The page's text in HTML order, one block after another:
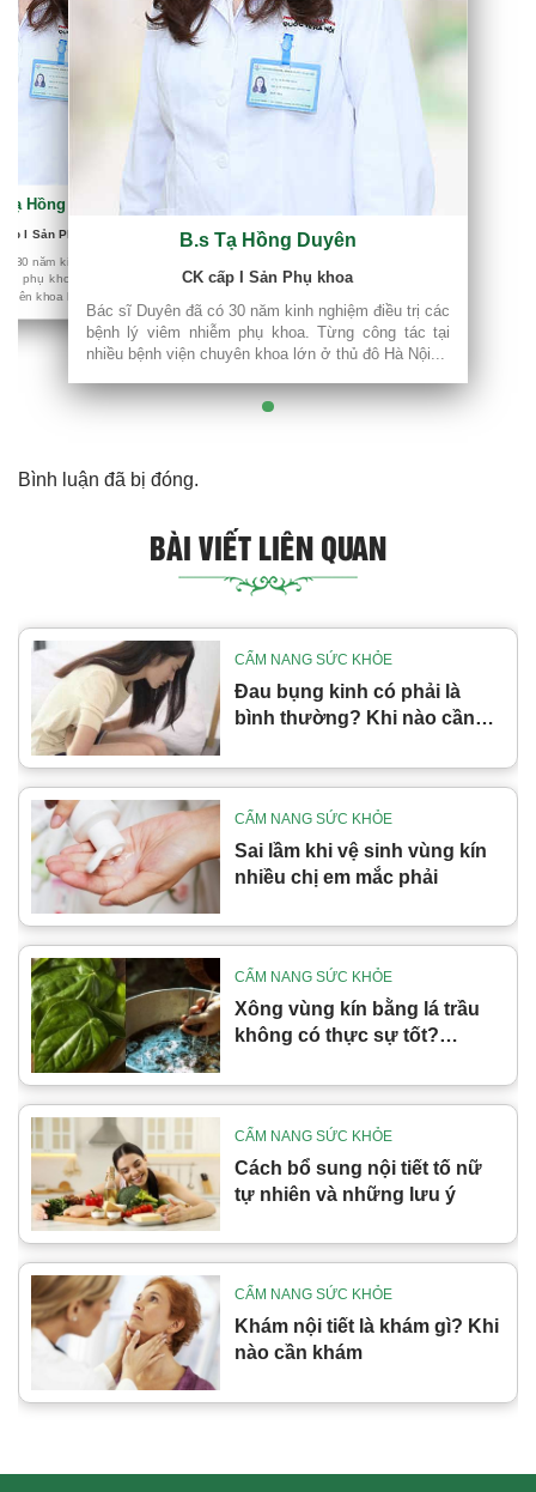
trị các
Hà Nội...
Tạ Hồng Duyên
I Sản Phụ khoa
30 năm kinh nghiệm điều trị các
phụ khoa. Từng công tác tại
khoa lớn ở thủ đô Hà Nội...
B.s Tạ Hồng Duyên
CK cấp I Sản Phụ khoa
Bác sĩ Duyên đã có 30 năm kinh nghiệm điều trị các
bệnh lý viêm nhiễm phụ khoa. Từng công tác tại
nhiều bệnh viện chuyên khoa lớn ở thủ đô Hà Nội...
Bình luận đã bị đóng.
BÀI VIẾT LIÊN QUAN
CẨM NANG SỨC KHỎE
Đau bụng kinh có phải là
bình thường? Khi nào cần
CẨM NANG SỨC KHỎE
Sai lầm khi vệ sinh vùng kín
nhiều chị em mắc phải
CẨM NANG SỨC KHỎE
Xông vùng kín bằng lá trầu
không có thực sự tốt?
CẨM NANG SỨC KHỎE
Cách bổ sung nội tiết tố nữ
tự nhiên và những lưu ý
CẨM NANG SỨC KHỎE
￼Khám nội tiết là khám gì? Khi
nào cần khám